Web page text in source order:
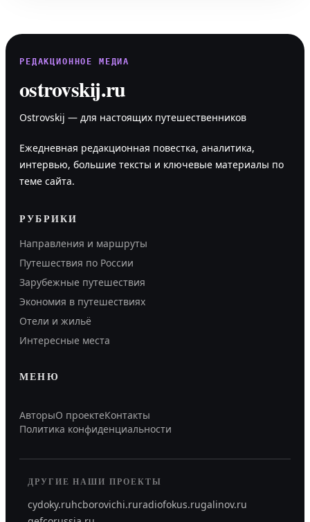
РЕДАКЦИОННОЕ МЕДИА
ostrovskij.ru
Ostrovskij — для настоящих путешественников
Ежедневная редакционная повестка, аналитика,
интервью, большие тексты и ключевые материалы по
теме сайта.
РУБРИКИ
Направления и маршруты
Путешествия по России
Зарубежные путешествия
Экономия в путешествиях
Отели и жильё
Интересные места
МЕНЮ
АвторыО проектеКонтакты
Политика конфиденциальности
ДРУГИЕ НАШИ ПРОЕКТЫ
cydoky.ruhcborovichi.ruradiofokus.rugalinov.ru